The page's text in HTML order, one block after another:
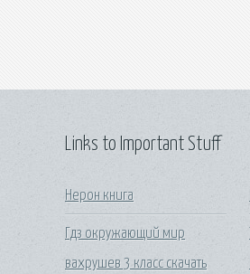
Links to Important Stuff
Нерон книга
Гдз окружающий мир
вахрушев 3 класс скачать